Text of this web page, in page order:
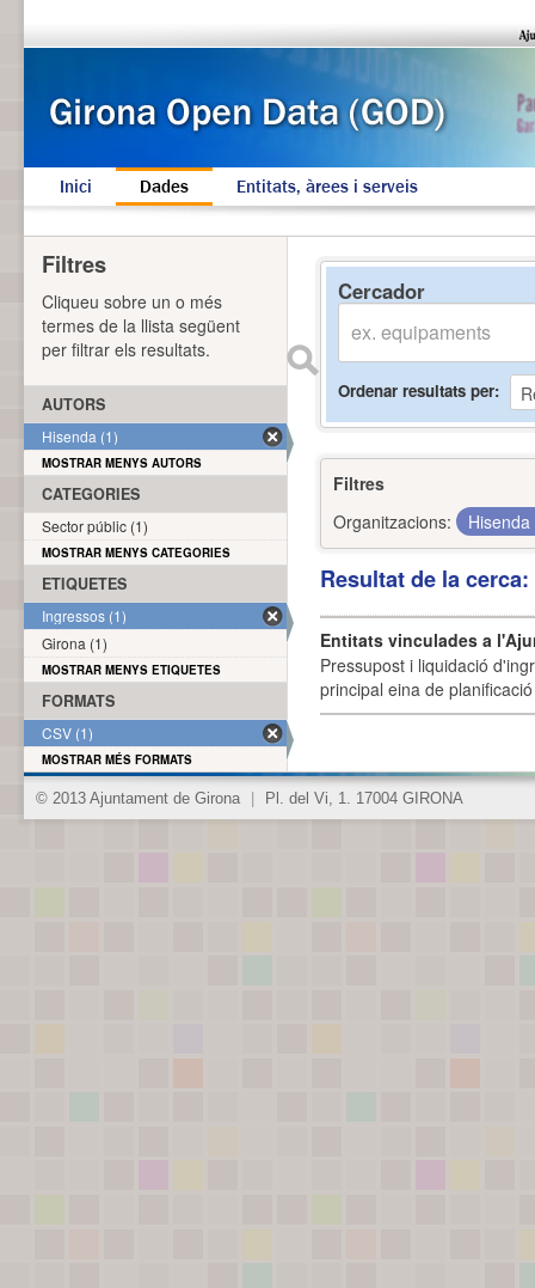
Inici Dades Entitats, àrees i serveis
Cercador
Ordenar resultats per
Filtres
Organitzacions:
Hisenda
Resultat de la
Entitats vinculades a
Pressupost i liquidació
principal eina de
Filtres
Cliqueu sobre un o més
termes de la llista següent
per filtrar els resultats.
AUTORS
Hisenda (1)
MOSTRAR MENYS AUTORS
CATEGORIES
Sector públic (1)
MOSTRAR MENYS CATEGORIES
ETIQUETES
Ingressos (1)
Girona (1)
MOSTRAR MENYS ETIQUETES
FORMATS
CSV (1)
MOSTRAR MÉS FORMATS
© 2013 Ajuntament de Girona Pl. del Vi, 1. 17004 GIRONA